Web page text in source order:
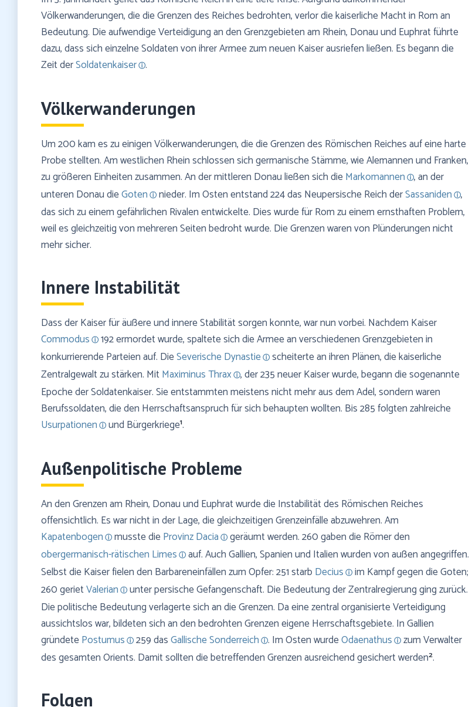
Völkerwanderungen, die die Grenzen des Reiches bedrohten, verlor die kaiserliche Macht in Rom an
Bedeutung. Die aufwendige Verteidigung an den Grenzgebieten am Rhein, Donau und Euphrat führte
dazu, dass sich einzelne Soldaten von ihrer Armee zum neuen Kaiser ausriefen ließen. Es begann die
Zeit derSoldatenkaiser .
Völkerwanderungen
Um 200 kam es zu einigen Völkerwanderungen, die die Grenzen des Römischen Reiches auf eine harte
Probe stellten. Am westlichen Rhein schlossen sich germanische Stämme, wie Alemannen und Franken,
zu größeren Einheiten zusammen. An der mittleren Donau ließen sich dieMarkomannen , an der
unteren Donau dieGoten nieder. Im Osten entstand 224 das Neupersische Reich derSassaniden ,
das sich zu einem gefährlichen Rivalen entwickelte. Dies wurde für Rom zu einem ernsthaften Problem,
weil es gleichzeitig von mehreren Seiten bedroht wurde. Die Grenzen waren von Plünderungen nicht
mehr sicher.
Innere Instabilität
Dass der Kaiser für äußere und innere Stabilität sorgen konnte, war nun vorbei. Nachdem Kaiser
Commodus
192 ermordet wurde, spaltete sich die Armee an verschiedenen Grenzgebieten in
konkurrierende Parteien auf. DieSeverische Dynastie
scheiterte an ihren Plänen, die kaiserliche
Zentralgewalt zu stärken. MitMaximinus Thrax , der 235 neuer Kaiser wurde, begann die sogenannte
Epoche der Soldatenkaiser. Sie entstammten meistens nicht mehr aus dem Adel, sondern waren
Berufssoldaten, die den Herrschaftsanspruch für sich behaupten wollten. Bis 285 folgten zahlreiche
Usurpationen
und Bürgerkriege1.
Außenpolitische Probleme
An den Grenzen am Rhein, Donau und Euphrat wurde die Instabilität des Römischen Reiches
offensichtlich. Es war nicht in der Lage, die gleichzeitigen Grenzeinfälle abzuwehren. Am
Kapatenbogen
musste dieProvinz Dacia
geräumt werden. 260 gaben die Römer den
obergermanisch-rätischen Limes
auf. Auch Gallien, Spanien und Italien wurden von außen angegriffen.
Selbst die Kaiser fielen den Barbareneinfällen zum Opfer: 251 starb Decius
im Kampf gegen die Goten;
260 gerietValerian
unter persische Gefangenschaft. Die Bedeutung der Zentralregierung ging zurück.
Die politische Bedeutung verlagerte sich an die Grenzen. Da eine zentral organisierte Verteidigung
aussichtslos war, bildeten sich an den bedrohten Grenzen eigene Herrschaftsgebiete. In Gallien
gründetePostumus 259 dasGallische Sonderreich . Im Osten wurdeOdaenathus
zum Verwalter
des gesamten Orients. Damit sollten die betreffenden Grenzen ausreichend gesichert werden2.
Folgen